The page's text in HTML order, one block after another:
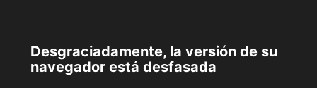
Desgraciadamente, la versión de su
navegador está desfasada